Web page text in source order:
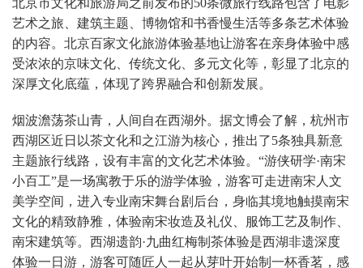
北京市文化和旅游局之前发布的50条微旅行线路包含了电影
艺术之旅、建筑主题、博物馆和书香慢生活等多条艺术体验
的内容。北京百家文化旅游体验基地让游客在亲身体验中感
受浓浓的京味文化、传统文化、多元文化等，彰显了北京的
深厚文化底蕴，体现了跨界融合和创新发展。
烟波澹荡茶山青，人间自在西湖外。据文博会了解，杭州市
西湖区近日以茶文化和之江游为核心，推出了5条独具新意
主题旅行线路，设有丰富的文化艺术体验。“游侠研学·南宋
小百工”是一场寓教于乐的游学体验，游客可走进南宋人文
美学空间，进入专业南宋舞台剧后台，身临其境地触摸南宋
文化的精致静雅，体验南宋妆造及礼仪、服饰工艺及制作、
南宋建筑等。西湖遗韵·九曲红梅制茶体验是西湖非遗深度
体验一日游，游客可随匠人一起从芽叶开始制一杯香茗，感